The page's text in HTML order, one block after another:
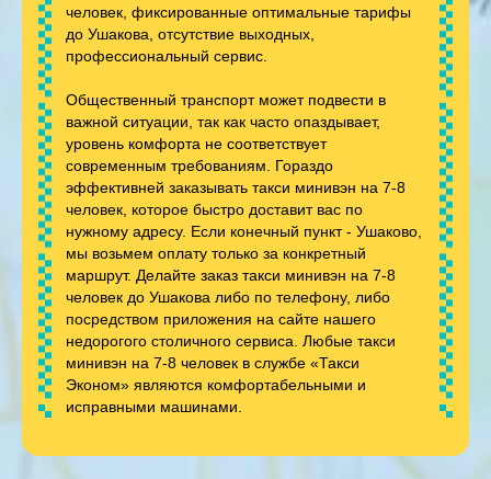
человек, фиксированные оптимальные тарифы
до Ушакова, отсутствие выходных,
профессиональный сервис.
Общественный транспорт может подвести в
важной ситуации, так как часто опаздывает,
уровень комфорта не соответствует
современным требованиям. Гораздо
эффективней заказывать такси минивэн на 7-8
человек, которое быстро доставит вас по
нужному адресу. Если конечный пункт - Ушаково,
мы возьмем оплату только за конкретный
маршрут. Делайте заказ такси минивэн на 7-8
человек до Ушакова либо по телефону, либо
посредством приложения на сайте нашего
недорогого столичного сервиса. Любые такси
минивэн на 7-8 человек в службе «Такси
Эконом» являются комфортабельными и
исправными машинами.